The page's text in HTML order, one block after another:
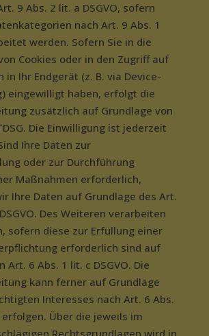
9 Abs. 2 lit. a DSGVO, sofern
nach Art. 9 Abs. 1
werden. Sofern Sie in die
Cookies oder in den Zugriff auf
in Ihr Endgerät (z. B. via Device-
eingewilligt haben, erfolgt die
zusätzlich auf Grundlage von
Die Einwilligung ist jederzeit
Ihre Daten zur
oder zur Durchführung
Maßnahmen erforderlich,
Ihre Daten auf Grundlage des Art.
Des Weiteren verarbeiten
sofern diese zur Erfüllung einer
erforderlich sind auf
Art. 6 Abs. 1 lit. c DSGVO. Die
kann ferner auf Grundlage
Interesses nach Art. 6 Abs.
erfolgen. Über die jeweils im
Rechtsgrundlagen wird in